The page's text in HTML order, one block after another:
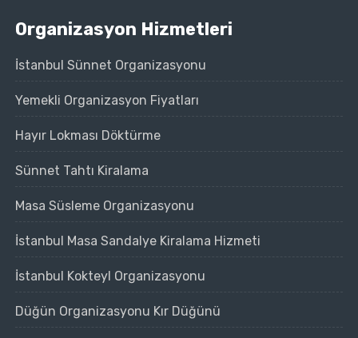
Organizasyon Hizmetleri
İstanbul Sünnet Organizasyonu
Yemekli Organizasyon Fiyatları
Hayır Lokması Döktürme
Sünnet Tahtı Kiralama
Masa Süsleme Organizasyonu
İstanbul Masa Sandalye Kiralama Hizmeti
İstanbul Kokteyl Organizasyonu
Düğün Organizasyonu Kır Düğünü